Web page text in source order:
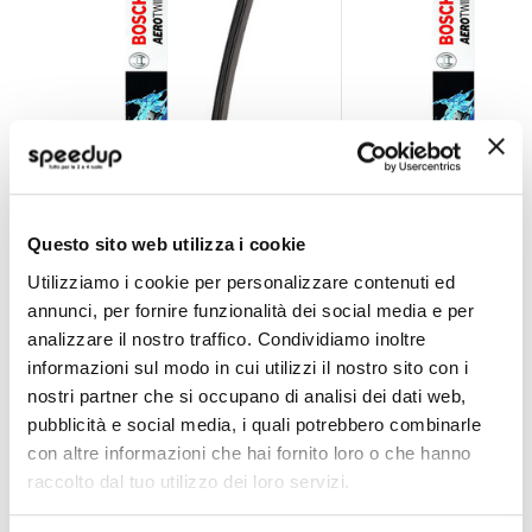
Questo sito web utilizza i cookie
Utilizziamo i cookie per personalizzare contenuti ed
annunci, per fornire funzionalità dei social media e per
analizzare il nostro traffico. Condividiamo inoltre
informazioni sul modo in cui utilizzi il nostro sito con i
nostri partner che si occupano di analisi dei dati web,
pubblicità e social media, i quali potrebbero combinarle
con altre informazioni che hai fornito loro o che hanno
raccolto dal tuo utilizzo dei loro servizi.
Spazzola anteriore Frameless Aerotwin - BOSCH
BOSCH
Anteriore A538S
Prezzo
speciale
61,05 € -28%
Spedizione gratuita!
BOSCH
Anteriore A156S 650/
Prezzo
speciale
56,80 €
CONSEGNA IN 48H